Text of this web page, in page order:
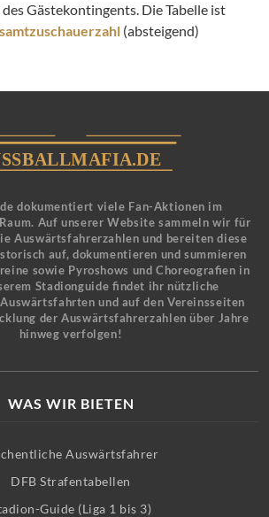
Gästekontingents. Die Tabelle ist
(absteigend)
dokumentiert viele Fan-Aktionen im
Auf unserer Website sammeln wir für
Auswärtsfahrerzahlen und bereiten diese
auf, dokumentieren und summieren
sowie Pyroshows und Choreografien in
Stadionguide findet ihr nützliche
und auf den Vereinsseiten
der Auswärtsfahrerzahlen über Jahre
hinweg verfolgen!
WAS WIR BIETEN
Auswärtsfahrer
DFB Strafentabellen
Guide (Liga 1 bis 3)